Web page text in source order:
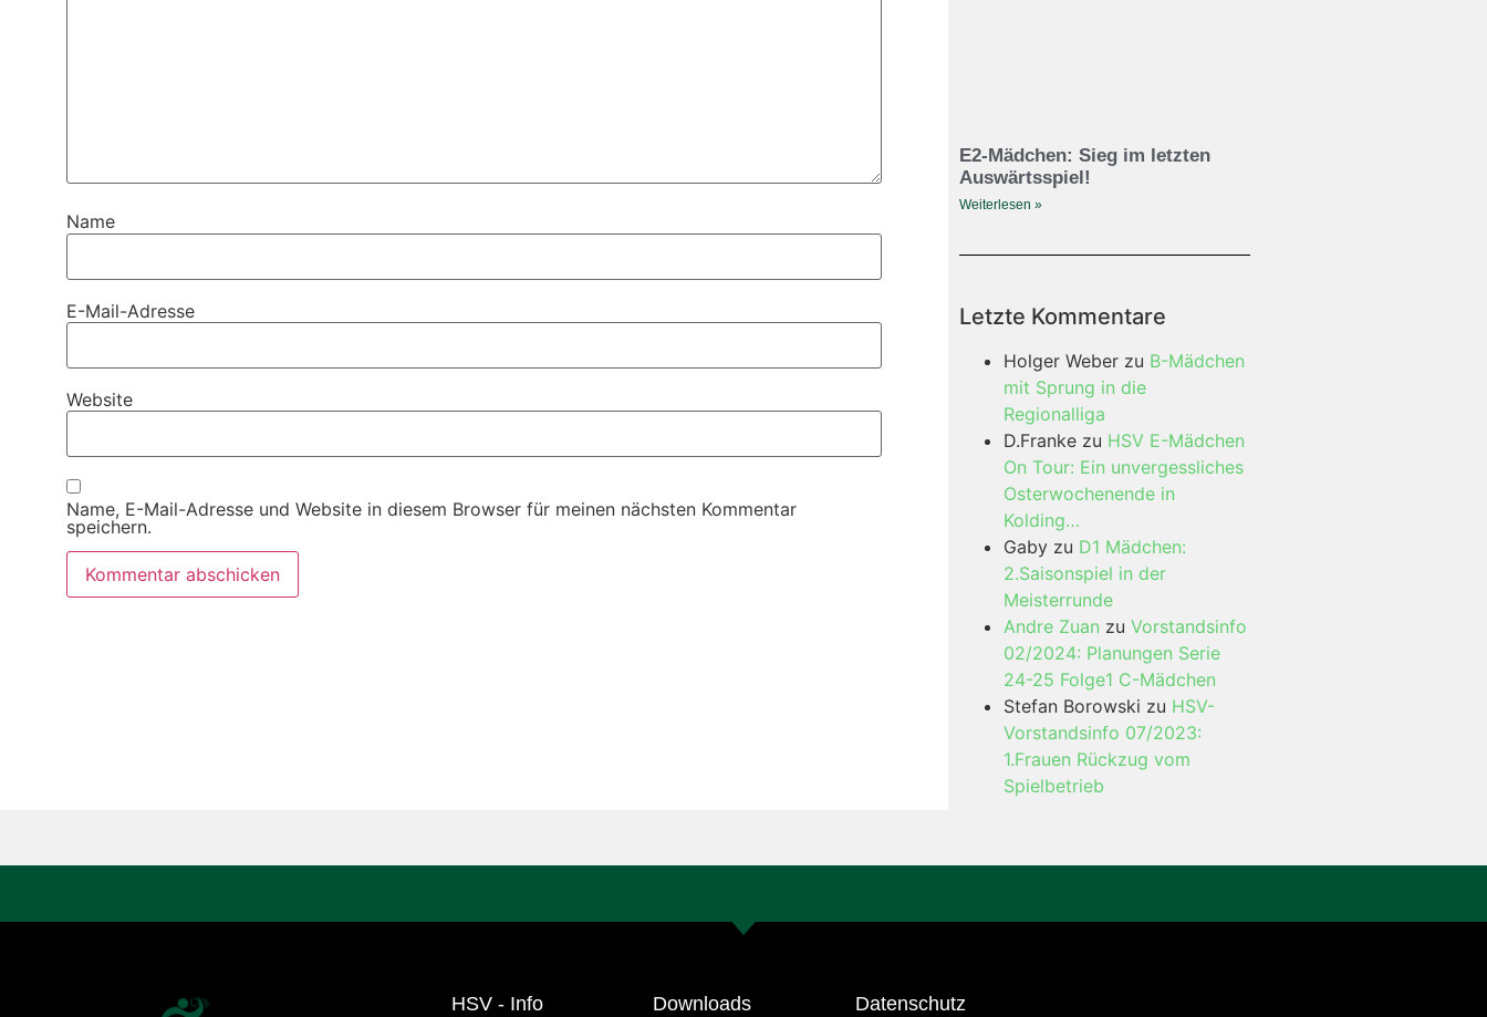
Name
E-Mail-Adresse
Website
Name, E-Mail-Adresse und Website in diesem Browser für meinen nächsten Kommentar
speichern.
E2-Mädchen: Sieg im letzten
Auswärtsspiel!
Weiterlesen »
Letzte Kommentare
Holger Weberzu B-Mädchen
mit Sprung in die
Regionalliga
D.Frankezu HSV E-Mädchen
On Tour: Ein unvergessliches
Osterwochenende in
Kolding…
Gabyzu D1 Mädchen:
2.Saisonspiel in der
Meisterrunde
Andre Zuan zu Vorstandsinfo
02/2024: Planungen Serie
24-25 Folge1 C-Mädchen
Stefan Borowski zu HSV-
Vorstandsinfo 07/2023:
1.Frauen Rückzug vom
Spielbetrieb
HSV - Info Downloads Datenschutz